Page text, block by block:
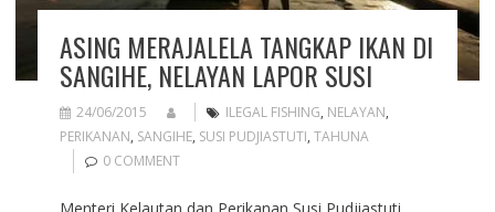
ASING MERAJALELA TANGKAP IKAN DI
SANGIHE, NELAYAN LAPOR SUSI
24/06/2015 ILEGAL FISHING, NELAYAN,
PERIKANAN, SANGIHE, SUSI PUDJIASTUTI, TAHUNA
0 COMMENT